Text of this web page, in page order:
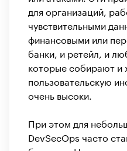
для организаций,
чувствительными
финансовыми или
банки, и ретейл, и
которые собирают и
пользовательскую
очень высоки.
При этом для
DevSecOps часто